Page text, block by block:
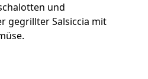
und
gegrillter Salsiccia mit